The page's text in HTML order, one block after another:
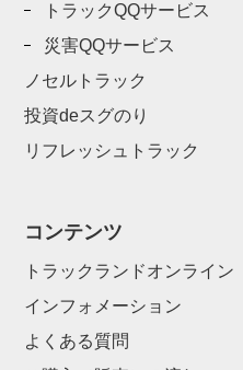
トラックQQサービス
災害QQサービス
ノセルトラック
投資deスグのり
リフレッシュトラック
コンテンツ
トラックランドオンライン
インフォメーション
よくある質問